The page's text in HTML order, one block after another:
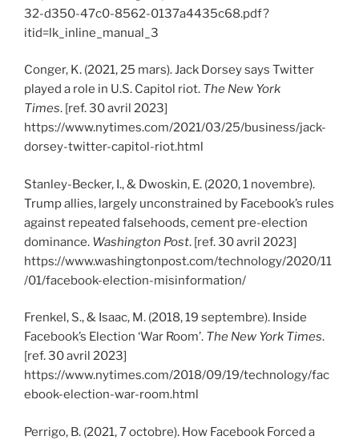
32-d350-47c0-8562-0137a4435c68.pdf?
itid=lk_inline_manual_3
Conger, K. (2021, 25 mars). Jack Dorsey says Twitter
played a role in U.S. Capitol riot. The New York
Times. [ref. 30 avril 2023]
https://www.nytimes.com/2021/03/25/business/jack-
dorsey-twitter-capitol-riot.html
Stanley-Becker, I., & Dwoskin, E. (2020, 1 novembre).
Trump allies, largely unconstrained by Facebook’s rules
against repeated falsehoods, cement pre-election
dominance. Washington Post. [ref. 30 avril 2023]
https://www.washingtonpost.com/technology/2020/11
/01/facebook-election-misinformation/
Frenkel, S., & Isaac, M. (2018, 19 septembre). Inside
Facebook’s Election ‘War Room’. The New York Times.
[ref. 30 avril 2023]
https://www.nytimes.com/2018/09/19/technology/fac
ebook-election-war-room.html
Perrigo, B. (2021, 7 octobre). How Facebook Forced a